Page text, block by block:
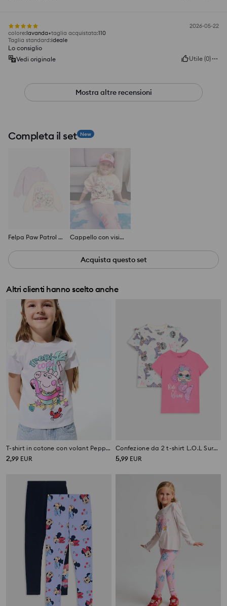
2026-05-22
colore:lavanda taglia acquistata:110
Taglia standard:ideale
Lo consiglio
Vedi originale
Utile (0)
Mostra altre recensioni
Completa il set New
Felpa Paw Patrol 2 pack Cappello con visiera PAW Patrol
Acquista questo set
Altri clienti hanno scelto anche
T-shirt in cotone con volant Peppa Pig
2,99 EUR
Confezione da 2 t-shirt L.O.L Surprise
5,99 EUR